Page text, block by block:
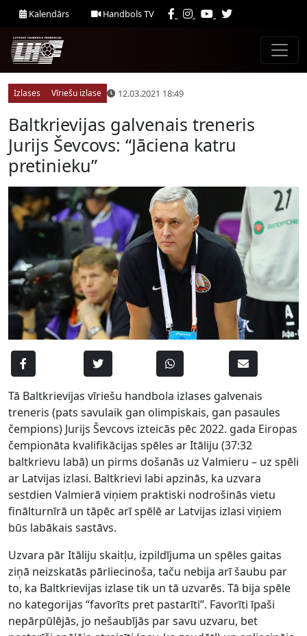
Kalendārs Handbols TV
Izlases Vīriešu izlase 12.03.2021 18:49
Baltkrievijas galvenais treneris
Jurijs Ševcovs: “Jāciena katru
pretinieku”
Tā Baltkrievijas vīriešu handbola izlases galvenais
treneris (pats savulaik gan olimpiskais, gan pasaules
čempions) Jurijs Ševcovs izteicās pēc 2022. gada Eiropas
čempionāta kvalifikācijas spēles ar Itāliju (37:32
baltkrievu labā) un pirms došanās uz Valmieru – uz spēli
ar Latvijas izlasi. Baltkrievi labi apzinās, ka uzvara
sestdien Valmierā viņiem praktiski nodrošinās vietu
finālturnīrā un tāpēc arī spēlē ar Latvijas izlasi viņiem
būs labākais sastāvs.
Uzvara pār Itāliju skaitļu, izpildījuma un spēles gaitas
ziņā neizskatās pārliecinoša, taču nebija arī šaubu par
to, ka Baltkrievijas izlase tik un tā uzvarēs. Tā bija spēle
no kategorijas “favorīts pret pastarīti”. Favorīti īpaši
nepārpūlējās, jo nešaubījās par savu uzvaru, bet